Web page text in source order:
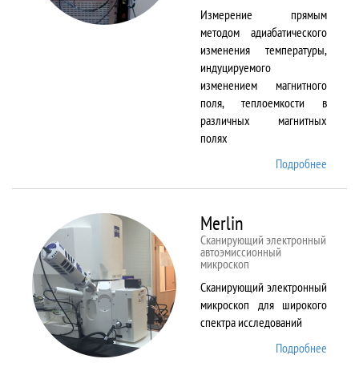
Измерение прямым
методом адиабатического
изменения температуры,
индуцируемого
изменением магнитного
поля, теплоемкости в
различных магнитных
полях
Подробнее
Merlin
Сканирующий электронный
автоэмиссионный
микроскоп
Сканирующий электронный
микроскоп для широкого
спектра исследований
Подробнее